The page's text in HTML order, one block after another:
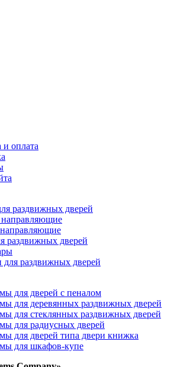
и оплата
раздвижных дверей
раздвижных дверей
раздвижных дверей
для дверей с пеналом
для деревянных раздвижных дверей
для стеклянных раздвижных дверей
для радиусных дверей
для дверей типа двери книжка
для шкафов-купе